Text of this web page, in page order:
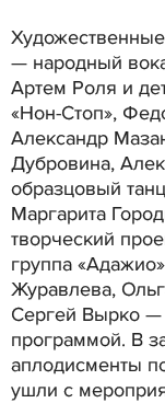
— народный
Артем Роля и
«Нон-Стоп»,
Александр
Дубровина,
образцовый
Маргарита
творческий
группа
Журавлева,
Сергей Вырко —
программой. В
аплодисменты
ушли с